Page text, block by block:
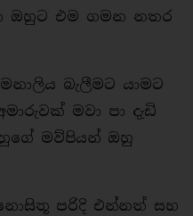
ඔහුට එම ගමන නතර
බැලීමට යාමට
මවා පා දැඩි
මව්පියන් ඔහු
පරිදි එන්නත් සහ